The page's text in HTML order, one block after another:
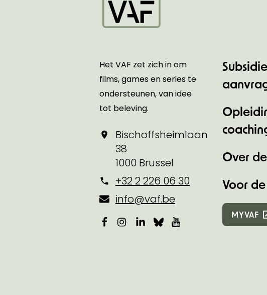
Het VAF zet zich in om
films, games en series te
ondersteunen, van idee
tot beleving.
Bischoffsheimlaan
38
1000 Brussel
+32 2 226 06 30
info@vaf.be
Facebook
Instagram
LinkedIn
BlueskyYouTube
Subsidie
Over
Voor
MYVAF